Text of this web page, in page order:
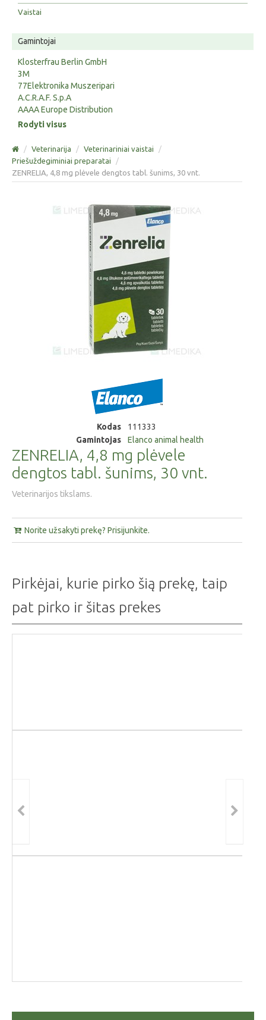
Vaistai
Gamintojai
Klosterfrau Berlin GmbH
3M
77Elektronika Muszeripari
A.C.R.A.F. S.p.A
AAAA Europe Distribution
Rodyti visus
/ Veterinarija / Veterinariniai vaistai
/
Priešuždegiminiai preparatai
/
ZENRELIA, 4,8 mg plėvele dengtos tabl. šunims, 30 vnt.
Kodas
111333
Gamintojas
Elanco animal health
ZENRELIA, 4,8 mg plėvele
dengtos tabl. šunims, 30 vnt.
Veterinarijos tikslams.
Norite užsakyti prekę? Prisijunkite.
Pirkėjai, kurie pirko šią prekę, taip
pat pirko ir šitas prekes